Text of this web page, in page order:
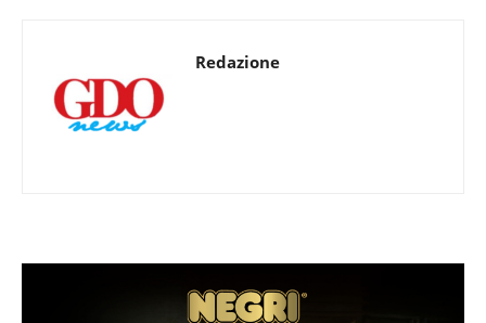
Redazione